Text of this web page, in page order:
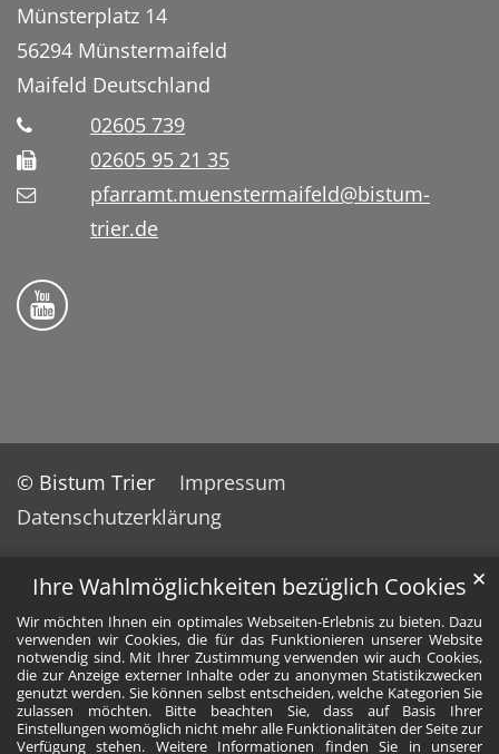
Ihre Wahlmöglichkeiten bezüglich Cookies
Wir möchten Ihnen ein optimales Webseiten-Erlebnis zu bieten. Dazu
verwenden wir Cookies, die für das Funktionieren unserer Website
notwendig sind. Mit Ihrer Zustimmung verwenden wir auch Cookies,
die zur Anzeige externer Inhalte oder zu anonymen Statistikzwecken
genutzt werden. Sie können selbst entscheiden, welche Kategorien Sie
zulassen möchten. Bitte beachten Sie, dass auf Basis Ihrer
Einstellungen womöglich nicht mehr alle Funktionalitäten der Seite zur
Verfügung stehen. Weitere Informationen finden Sie in unserer
✕
Münsterplatz 14
56294 Münstermaifeld
Maifeld Deutschland
02605 739
02605 95 21 35
pfarramt.muenstermaifeld@bistum-
trier.de
Folge uns auf YouTube
© Bistum Trier
Impressum
Datenschutzerklärung